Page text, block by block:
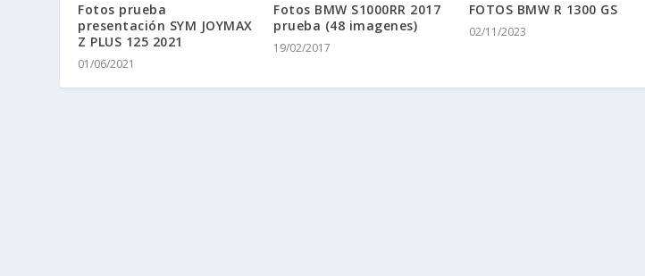
Fotos prueba
presentación SYM JOYMAX
Z PLUS 125 2021
01/06/2021
Fotos BMW S1000RR 2017
prueba (48 imagenes)
19/02/2017
FOTOS BMW R 1300 GS
02/11/2023